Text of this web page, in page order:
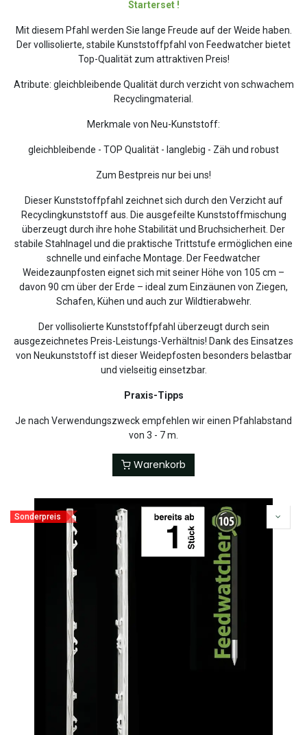
Starterset !
Mit diesem Pfahl werden Sie lange Freude auf der Weide haben.
Der vollisolierte, stabile Kunststoffpfahl von Feedwatcher bietet
Top-Qualität zum attraktiven Preis!
Atribute: gleichbleibende Qualität durch verzicht von schwachem
Recyclingmaterial.
Merkmale von Neu-Kunststoff:
gleichbleibende - TOP Qualität - langlebig - Zäh und robust
Zum Bestpreis nur bei uns!
Dieser Kunststoffpfahl zeichnet sich durch den Verzicht auf
Recyclingkunststoff aus. Die ausgefeilte Kunststoffmischung
überzeugt durch ihre hohe Stabilität und Bruchsicherheit. Der
stabile Stahlnagel und die praktische Trittstufe ermöglichen eine
schnelle und einfache Montage. Der Feedwatcher
Weidezaunpfosten eignet sich mit seiner Höhe von 105 cm –
davon 90 cm über der Erde – ideal zum Einzäunen von Ziegen,
Schafen, Kühen und auch zur Wildtierabwehr.
Der vollisolierte Kunststoffpfahl überzeugt durch sein
ausgezeichnetes Preis-Leistungs-Verhältnis! Dank des Einsatzes
von Neukunststoff ist dieser Weidepfosten besonders belastbar
und vielseitig einsetzbar.
Praxis-Tipps
Je nach Verwendungszweck empfehlen wir einen Pfahlabstand
von 3 - 7 m.
Warenkorb
Sonderpreis